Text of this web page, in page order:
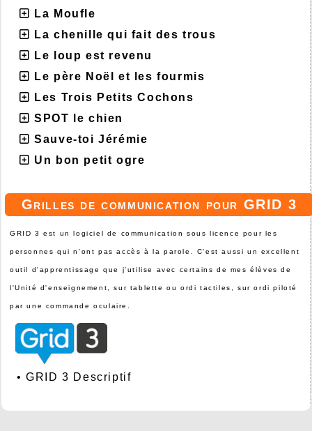
La Moufle
La chenille qui fait des trous
Le loup est revenu
Le père Noël et les fourmis
Les Trois Petits Cochons
SPOT le chien
Sauve-toi Jérémie
Un bon petit ogre
Grilles de communication pour GRID 3
GRID 3 est un logiciel de communication sous licence pour les
personnes qui n'ont pas accès à la parole. C'est aussi un excellent
outil d'apprentissage que j'utilise avec certains de mes élèves de
l'Unité d'enseignement, sur tablette ou ordi tactiles, sur ordi piloté
par une commande oculaire.
•GRID 3 Descriptif